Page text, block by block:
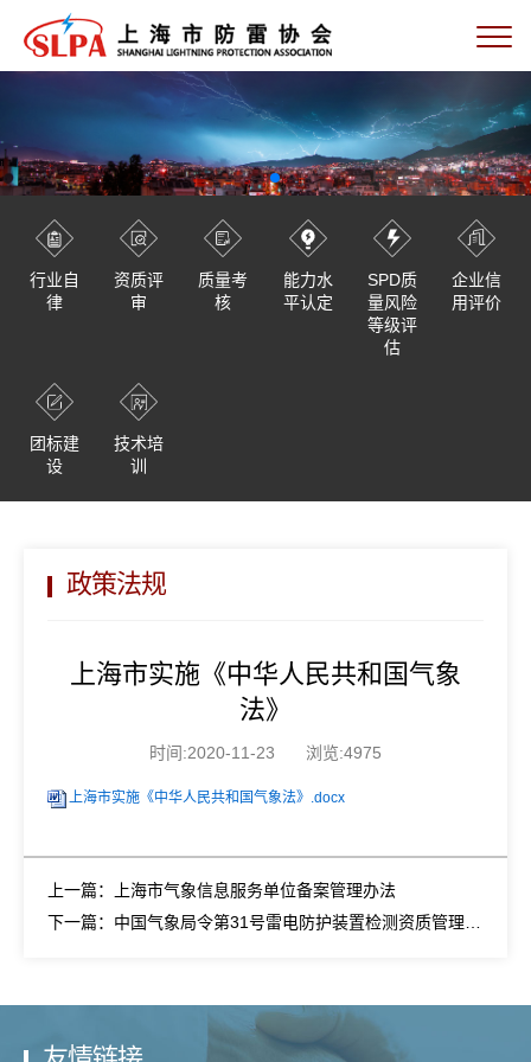
行业自
律
资质评
审
质量考
核
能力水
平认定
SPD质
量风险
等级评
估
企业信
用评价
团标建
设
技术培
训
政策法规
上海市实施《中华人民共和国气象
法》
时间:2020-11-23 浏览:4975
上海市实施《中华人民共和国气象法》.docx
上一篇：上海市气象信息服务单位备案管理办法